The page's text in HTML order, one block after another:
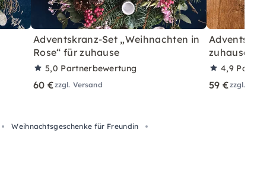
Adventskranz-Set „Weihnachten in
Rose“ für zuhause
5,0 Partnerbewertung
60 €zzgl. Versand
zuhause –
4,9
59 €zzgl.
Weihnachtsgeschenke für Freundin